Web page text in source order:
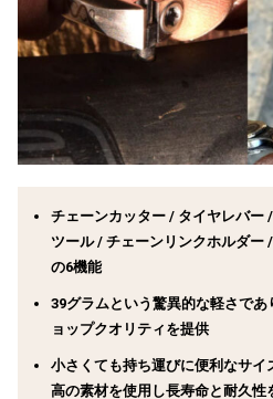
チェーンカッター / タイヤレバー
ツール / チェーンリンクホルダー
の6機能
39グラムという驚異的な軽さで
ョップクオリティを提供
小さくても持ち運びに便利なサ
高の素材を使用し長寿命と耐久性